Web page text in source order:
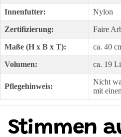
Innenfutter: Nylon
Zertifizierung: Faire
Maße (H x B x T): ca. 40
Volumen: ca. 19
Pflegehinweis:
Nicht
mit
Stimmen